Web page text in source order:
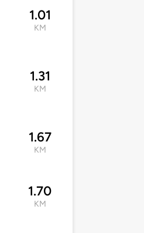
1.01
KM
1.31
KM
1.67
KM
1.70
KM